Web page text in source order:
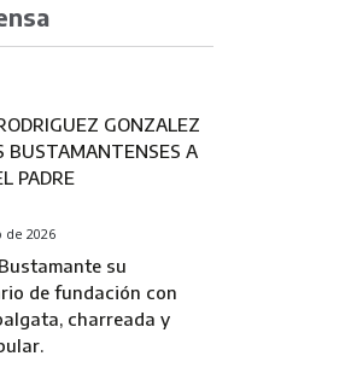
GONZALEZ
BUSTAMANTENSES A
PADRE
de 2026
su
de fundación con
charreada y